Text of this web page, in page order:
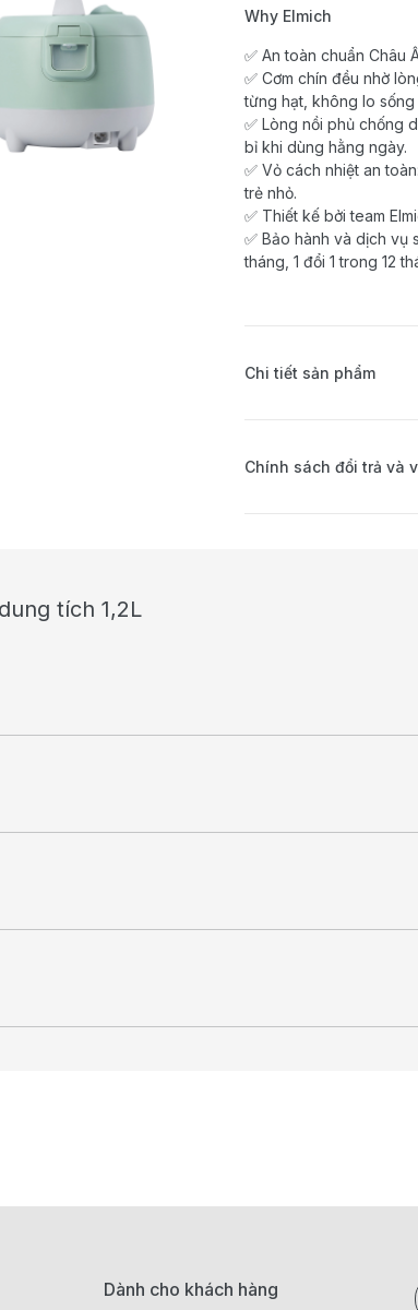
Why Elmich
✅ An toàn chuẩn Châu
✅ Cơm chín đều nhờ
từng hạt, không lo sống
✅ Lòng nồi phủ chống
bỉ khi dùng hằng ngày.
✅ Vỏ cách nhiệt an
trẻ nhỏ.
✅ Thiết kế bởi team
✅ Bảo hành và dịch vụ
tháng, 1 đổi 1 trong 12
Chi tiết sản phẩm
Chính sách đổi trả và
tích 1,2L
Dành cho khách hàng